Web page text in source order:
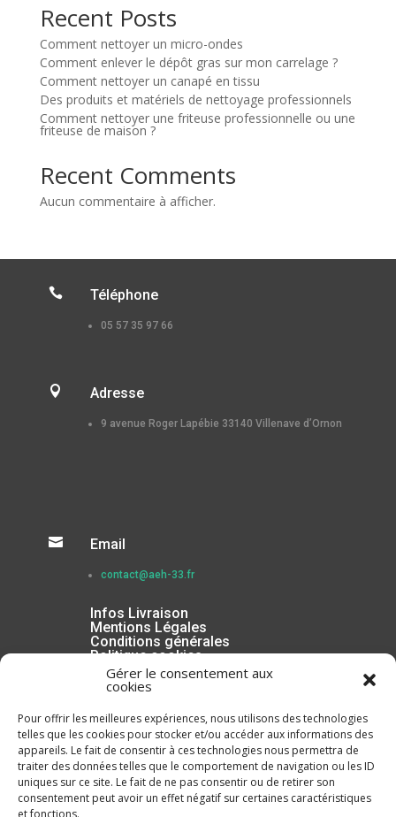
Gérer le consentement aux
cookies
Pour offrir les meilleures expériences, nous utilisons des technologies
telles que les cookies pour stocker et/ou accéder aux informations des
appareils. Le fait de consentir à ces technologies nous permettra de
traiter des données telles que le comportement de navigation ou les ID
uniques sur ce site. Le fait de ne pas consentir ou de retirer son
consentement peut avoir un effet négatif sur certaines caractéristiques
et fonctions.
Recent Posts
Comment nettoyer un micro-ondes
Comment enlever le dépôt gras sur mon carrelage ?
Comment nettoyer un canapé en tissu
Des produits et matériels de nettoyage professionnels
Comment nettoyer une friteuse professionnelle ou une
friteuse de maison ?
Recent Comments
Aucun commentaire à afficher.
 Téléphone
05 57 35 97 66
 Adresse
9 avenue Roger Lapébie 33140 Villenave d’Ornon
 Email
contact@aeh-33.fr
Infos Livraison
Mentions Légales
Conditions générales
Politique cookies